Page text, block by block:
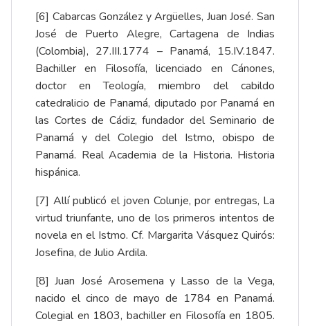
[6] Cabarcas González y Argüelles, Juan José. San
José de Puerto Alegre, Cartagena de Indias
(Colombia), 27.III.1774 – Panamá, 15.IV.1847.
Bachiller en Filosofía, licenciado en Cánones,
doctor en Teología, miembro del cabildo
catedralicio de Panamá, diputado por Panamá en
las Cortes de Cádiz, fundador del Seminario de
Panamá y del Colegio del Istmo, obispo de
Panamá. Real Academia de la Historia. Historia
hispánica.
[7] Allí publicó el joven Colunje, por entregas, La
virtud triunfante, uno de los primeros intentos de
novela en el Istmo. Cf. Margarita Vásquez Quirós:
Josefina, de Julio Ardila.
[8] Juan José Arosemena y Lasso de la Vega,
nacido el cinco de mayo de 1784 en Panamá.
Colegial en 1803, bachiller en Filosofía en 1805.